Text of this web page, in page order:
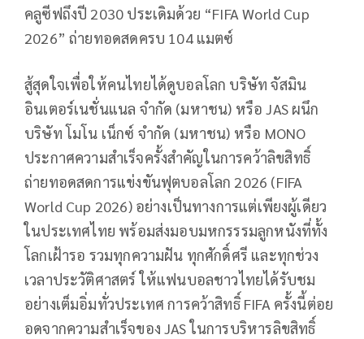
คลูซีฟถึงปี 2030 ประเดิมด้วย “FIFA World Cup
2026” ถ่ายทอดสดครบ 104 แมตซ์
สู้สุดใจเพื่อให้คนไทยได้ดูบอลโลก บริษัท จัสมิน
อินเตอร์เนชั่นแนล จำกัด (มหาชน) หรือ JAS ผนึก
บริษัท โมโน เน็กซ์ จำกัด (มหาชน) หรือ MONO
ประกาศความสำเร็จครั้งสำคัญในการคว้าลิขสิทธิ์
ถ่ายทอดสดการแข่งขันฟุตบอลโลก 2026 (FIFA
World Cup 2026) อย่างเป็นทางการแต่เพียงผู้เดียว
ในประเทศไทย พร้อมส่งมอบมหกรรรมลูกหนังที่ทั้ง
โลกเฝ้ารอ รวมทุกความฝัน ทุกศักดิ์ศรี และทุกช่วง
เวลาประวัติศาสตร์ ให้แฟนบอลชาวไทยได้รับชม
อย่างเต็มอิ่มทั่วประเทศ การคว้าสิทธิ์ FIFA ครั้งนี้ต่อย
อดจากความสำเร็จของ JAS ในการบริหารลิขสิทธิ์